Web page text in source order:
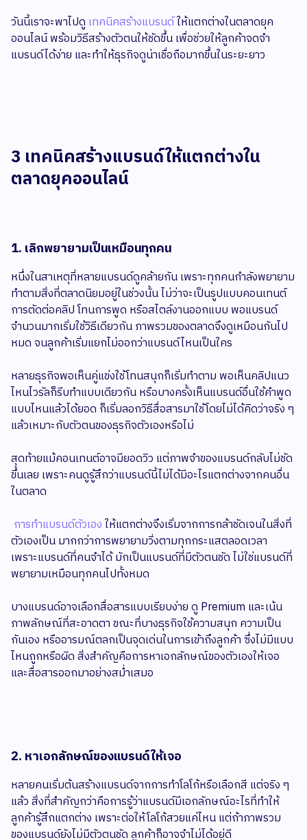
วันนี้เราจะพาไปดู เทคนิคสร้างแบรนด์ให้แตกต่างในตลาดยุค
ออนไลน์ พร้อมวิธีสร้างตัวตนให้ชัดขึ้น เพื่อช่วยให้ลูกค้าจดจำ
แบรนด์ได้ง่าย และทำให้ธุรกิจดูน่าเชื่อถือมากขึ้นในระยะยาว
3 เทคนิคสร้างแบรนด์ให้แตกต่างใน
ตลาดยุคออนไลน์
1. เลิกพยายามเป็นเหมือนทุกคน
หนึ่งในสาเหตุที่หลายแบรนด์ดูคล้ายกัน เพราะทุกคนกำลังพยายาม
ทำตามสิ่งที่ตลาดนิยมอยู่ในช่วงนั้น ไม่ว่าจะเป็นรูปแบบคอนเทนต์
การตัดต่อคลิป โทนการพูด หรือสไตล์งานออกแบบ พอแบรนด์
จำนวนมากเริ่มใช้วิธีเดียวกัน ภาพรวมของตลาดจึงดูเหมือนกันไป
หมด จนลูกค้าเริ่มแยกไม่ออกว่าแบรนด์ไหนเป็นใคร
หลายธุรกิจพอเห็นคู่แข่งใช้โทนสนุกก็เริ่มทำตาม พอเห็นคลิปแนว
ไหนไวรัลก็รีบทำแบบเดียวกัน หรือบางครั้งเห็นแบรนด์อื่นใช้คำพูด
แบบไหนแล้วได้ยอด ก็เริ่มลอกวิธีสื่อสารมาใช้โดยไม่ได้คิดว่าจริง ๆ
แล้วเหมาะกับตัวตนของธุรกิจตัวเองหรือไม่
สุดท้ายแม้คอนเทนต์อาจมียอดวิว แต่ภาพจำของแบรนด์กลับไม่ชัด
ขึ้นเลย เพราะคนดูรู้สึกว่าแบรนด์นี้ไม่ได้มีอะไรแตกต่างจากคนอื่น
ในตลาด
การทำแบรนด์ตัวเองให้แตกต่างจึงเริ่มจากการกล้าชัดเจนในสิ่งที่
ตัวเองเป็น มากกว่าการพยายามวิ่งตามทุกกระแสตลอดเวลา
เพราะแบรนด์ที่คนจำได้ มักเป็นแบรนด์ที่มีตัวตนชัด ไม่ใช่แบรนด์ที่
พยายามเหมือนทุกคนไปทั้งหมด
บางแบรนด์อาจเลือกสื่อสารแบบเรียบง่าย ดู Premium และเน้น
ภาพลักษณ์ที่สะอาดตา ขณะที่บางธุรกิจใช้ความสนุก ความเป็น
กันเอง หรืออารมณ์ตลกเป็นจุดเด่นในการเข้าถึงลูกค้า ซึ่งไม่มีแบบ
ไหนถูกหรือผิด สิ่งสำคัญคือการหาเอกลักษณ์ของตัวเองให้เจอ
และสื่อสารออกมาอย่างสม่ำเสมอ
2. หาเอกลักษณ์ของแบรนด์ให้เจอ
หลายคนเริ่มต้นสร้างแบรนด์จากการทำโลโก้หรือเลือกสี แต่จริง ๆ
แล้ว สิ่งที่สำคัญกว่าคือการรู้ว่าแบรนด์มีเอกลักษณ์อะไรที่ทำให้
ลูกค้ารู้สึกแตกต่าง เพราะต่อให้โลโก้สวยแค่ไหน แต่ถ้าภาพรวม
ของแบรนด์ยังไม่มีตัวตนชัด ลูกค้าก็อาจจำไม่ได้อยู่ดี